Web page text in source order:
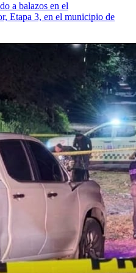
a balazos en el
Etapa 3, en el municipio de